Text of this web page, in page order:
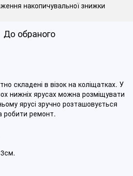
накопичувальної знижки
До обраного
складені в візок на коліщатках. У
нижніх ярусах можна розміщувати
ярусі зручно розташовується
робити ремонт.